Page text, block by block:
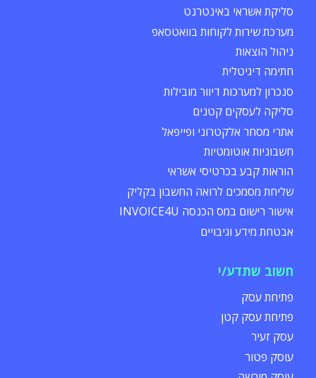
סליקת אשראי באינטרנט
מערכת שירות לקוחות בוואטסאפ
ניהול הוצאות
חתימה דיגיטלית
סנכרון למערכות דיוור מובילות
סליקה לעסקים קטנים
אתרי מסחר אלקטרוני ופייפאל
חשבוניות אוטומטיות
הוראות קבע בכרטיסי אשראי
שליחת מסמכים לרואה החשבון בקליק
אישור רישום במס הכנסה INVOICE4U
אבטחת מידע וגיבויים
חשוב שתדע/י
פתיחת עסק
פתיחת עסק קטן
עסק זעיר
עוסק פטור